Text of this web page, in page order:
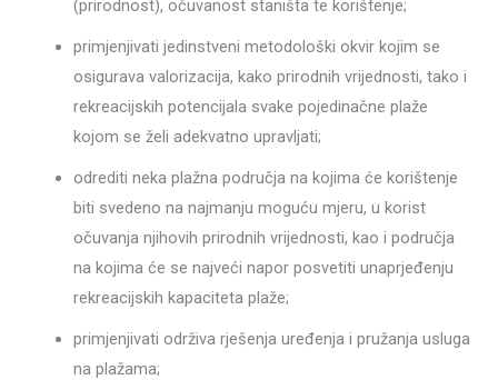
(prirodnost), očuvanost staništa te korištenje;
primjenjivati jedinstveni metodološki okvir kojim se
osigurava valorizacija, kako prirodnih vrijednosti, tako i
rekreacijskih potencijala svake pojedinačne plaže
kojom se želi adekvatno upravljati;
odrediti neka plažna područja na kojima će korištenje
biti svedeno na najmanju moguću mjeru, u korist
očuvanja njihovih prirodnih vrijednosti, kao i područja
na kojima će se najveći napor posvetiti unaprjeđenju
rekreacijskih kapaciteta plaže;
primjenjivati održiva rješenja uređenja i pružanja usluga
na plažama;